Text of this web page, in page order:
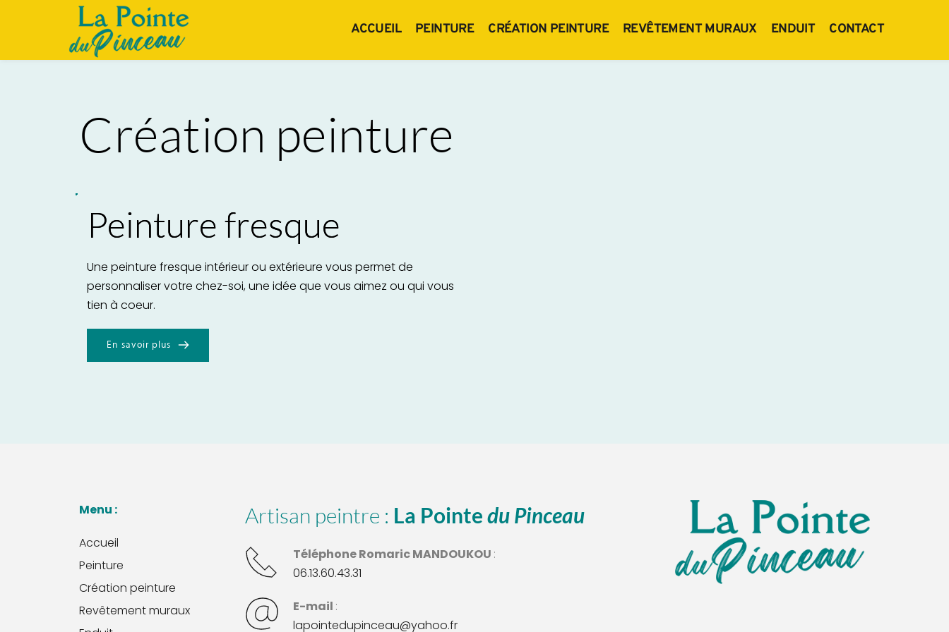
ACCUEIL PEINTURE CRÉATION PEINTURE REVÊTEMENT MURAUX ENDUIT CONTACT
Création peinture
Peinture fresque
Une peinture fresque intérieur ou extérieure vous permet de
personnaliser votre chez-soi, une idée que vous aimez ou qui vous
tien à coeur.
En savoir plus
Menu :
Accueil
Peinture
Création peinture
Revêtement muraux
Artisan peintre : La Pointe du Pinceau
Téléphone Romaric MANDOUKOU :
06.13.60.43.31
E-mail :
lapointedupinceau@yahoo.fr